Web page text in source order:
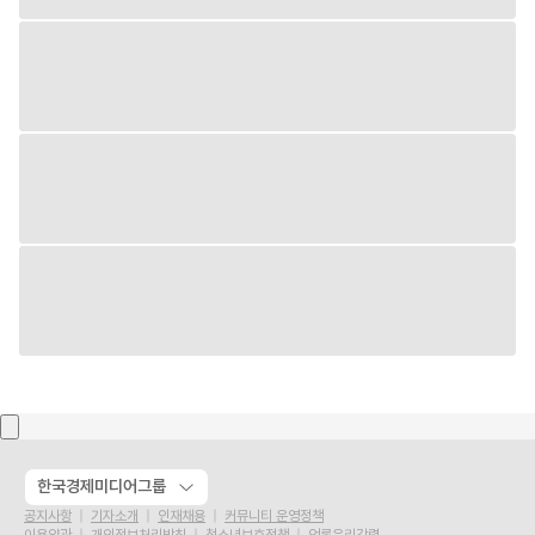
한국경제미디어그룹
공지사항 기자소개 인재채용
커뮤니티 운영정책